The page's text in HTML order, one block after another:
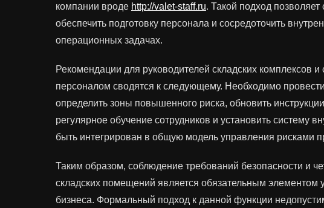
компании вроде http://valet-staff.ru. Такой подход
обеспечить подготовку персонала и сосредоточить
операционных задачах.
Рекомендации для руководителей складских комплексов
персоналом сводятся к следующему. Необходимо
определить зоны повышенного риска, обновить
регулярное обучение сотрудников и установить систему
быть интегрирован в общую модель управления рисками
Таким образом, соблюдение требований безопасности и
складских помещений является обязательным элементом
бизнеса. Формальный подход к данной функции